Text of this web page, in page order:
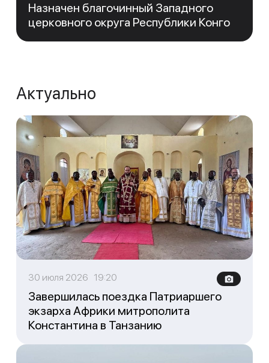
Назначен благочинный Западного
церковного округа Республики Конго
Актуально
30 июля 2026 19:20
Завершилась поездка Патриаршего
экзарха Африки митрополита
Константина в Танзанию